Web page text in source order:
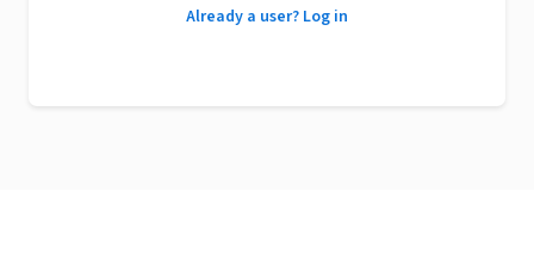
Already a user? Log in